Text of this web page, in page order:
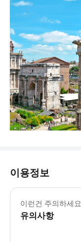
이용정보
이런건 주의하세요
유의사항